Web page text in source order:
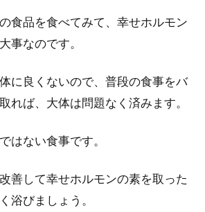
食品を食べてみて、幸せホルモン
事なのです。
に良くないので、普段の食事をバ
れば、大体は問題なく済みます。
はない食事です。
善して幸せホルモンの素を取った
浴びましょう。